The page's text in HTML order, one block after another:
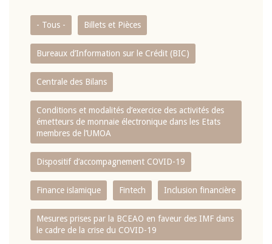
- Tous - Billets et Pièces
Bureaux d’Information sur le Crédit (BIC)
Centrale des Bilans
Conditions et modalités d’exercice des activités des
émetteurs de monnaie électronique dans les Etats
membres de l’UMOA
Dispositif d’accompagnement COVID-19
Finance islamique Fintech Inclusion financière
Mesures prises par la BCEAO en faveur des IMF dans
le cadre de la crise du COVID-19